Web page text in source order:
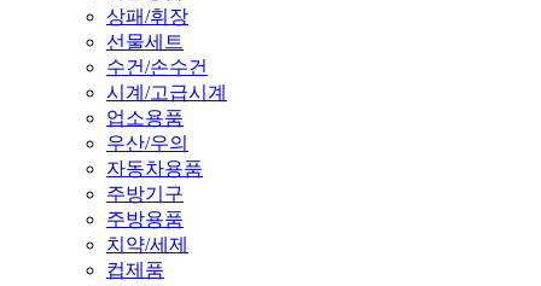
상패/휘장
선물세트
수건/손수건
시계/고급시계
업소용품
우산/우의
자동차용품
주방기구
주방용품
치약/세제
컵제품